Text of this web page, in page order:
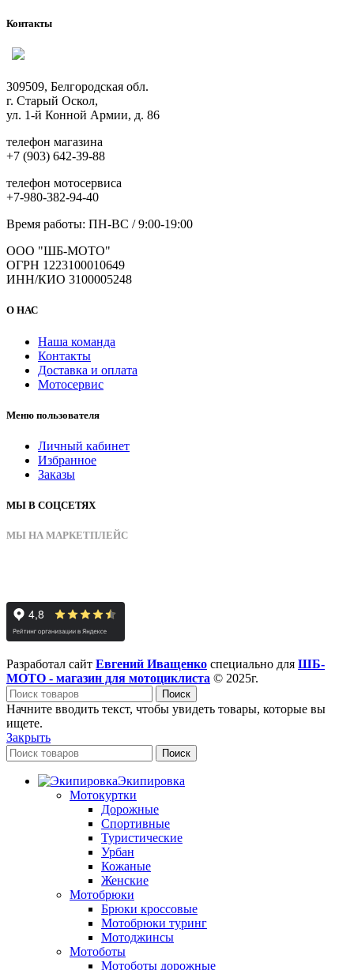
Контакты
309509, Белгородская обл.
г. Старый Оскол,
ул. 1-й Конной Армии, д. 86
телефон магазина
+7 (903) 642-39-88
телефон мотосервиса
+7-980-382-94-40
Время работы: ПН-ВС / 9:00-19:00
ООО "ШБ-МОТО"
ОГРН 1223100010649
ИНН/КИО 3100005248
О НАС
Наша команда
Контакты
Доставка и оплата
Мотосервис
Меню пользователя
Личный кабинет
Избранное
Заказы
МЫ В СОЦСЕТЯХ
МЫ НА МАРКЕТПЛЕЙС
Разработал сайт Евгений Иващенко специально для ШБ-
МОТО - магазин для мотоциклиста © 2025г.
Поиск
Начните вводить текст, чтобы увидеть товары, которые вы
ищете.
Закрыть
Поиск
Экипировка
Мотокуртки
Дорожные
Спортивные
Туристические
Урбан
Кожаные
Женские
Мотобрюки
Брюки кроссовые
Мотобрюки туринг
Мотоджинсы
Мотоботы
Мотоботы дорожные